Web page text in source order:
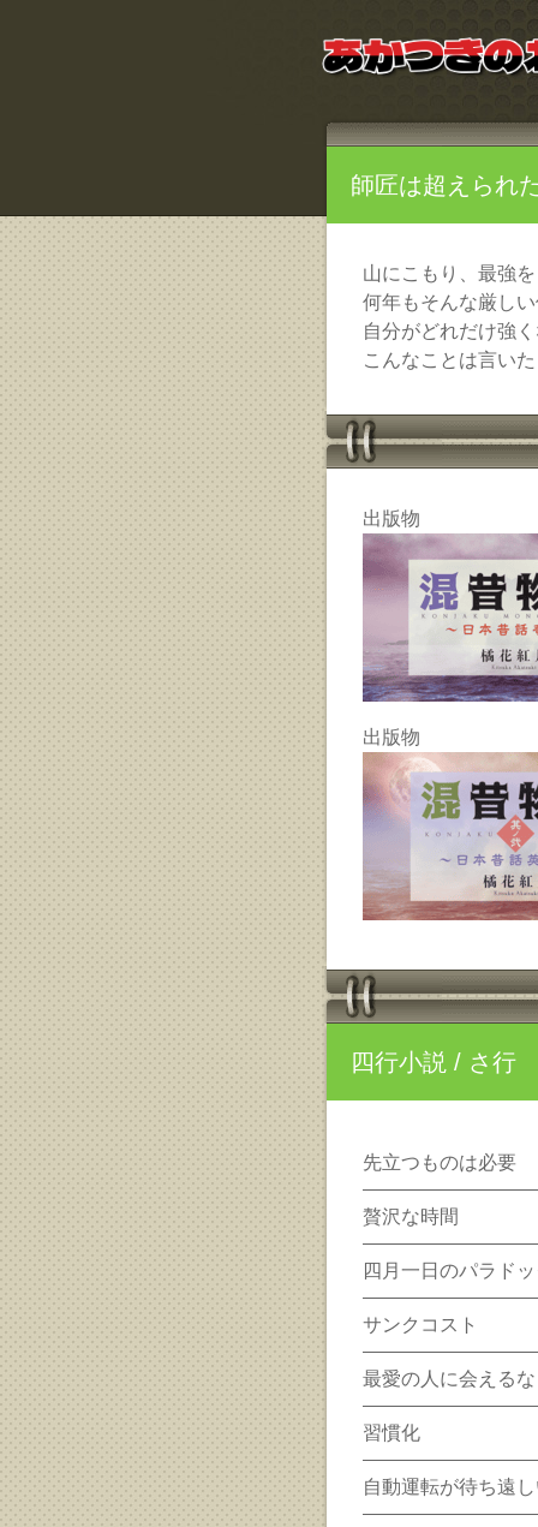
師匠は超えられ
山にこもり、最強
何年もそんな厳し
自分がどれだけ強
こんなことは言い
出版物
出版物
四行小説 / さ行
先立つものは必要
贅沢な時間
四月一日のパラド
サンクコスト
最愛の人に会える
習慣化
自動運転が待ち遠